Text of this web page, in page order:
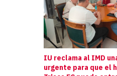
IU reclama al IMD
urgente para que el